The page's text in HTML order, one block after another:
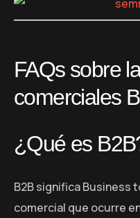
FAQs sobre
comerciales
¿Qué es
B2B significa Business
comercial que ocurre